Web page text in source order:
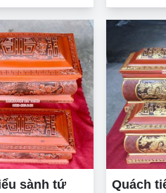
sành tứ
Quách